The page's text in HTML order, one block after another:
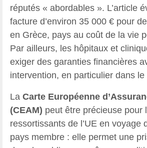
réputés « abordables ». L’article
facture d’environ 35 000 € pour
en Grèce, pays au coût de la vie
Par ailleurs, les hôpitaux et
exiger des garanties financières
intervention, en particulier dans
La Carte Européenne
(CEAM) peut être précieuse pour
ressortissants de l’UE en voyage
pays membre : elle permet une